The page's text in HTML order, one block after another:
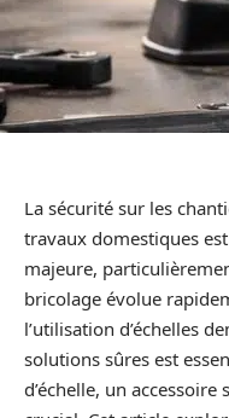
La sécurité sur les
travaux domestiques
majeure,
bricolage évolue
l’utilisation d’échelles
solutions sûres est
d’échelle, un